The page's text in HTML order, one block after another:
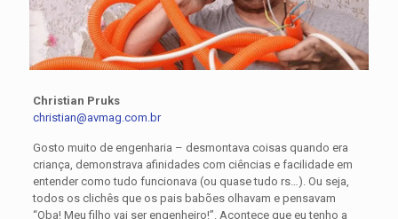
Christian Pruks
christian@avmag.com.br
Gosto muito de engenharia – desmontava coisas quando era
criança, demonstrava afinidades com ciências e facilidade em
entender como tudo funcionava (ou quase tudo rs…). Ou seja,
todos os clichês que os pais babões olhavam e pensavam
“Oba! Meu filho vai ser engenheiro!”. Acontece que eu tenho a